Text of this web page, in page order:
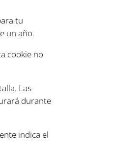
tu
un año.
cookie no
Las
durante
indica el